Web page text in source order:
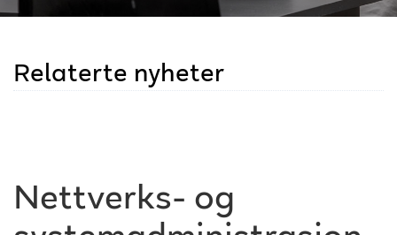
Relaterte nyheter
Nettverks- og